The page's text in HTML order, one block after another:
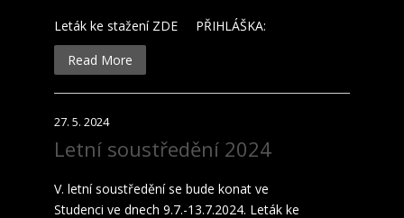
Leták ke stažení ZDE PŘIHLÁŠKA:
Read More
27. 5. 2024
Letní soustředění 2024
V. letní soustředění se bude konat ve
Studenci ve dnech 9.7.-13.7.2024. Leták ke